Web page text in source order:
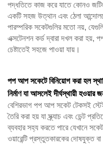
পদ্ধতিতে কাজ করে যাতে কোনও
একটি সহজ উত্থান এবং ঠেলা
পারম্পরিক সকেটগুলির মতো নয়,
এক্সটেনশন কর্ড দ্বারা দখল করা হয়,
চেষ্টাতেই সহজে পাওয়া যায়।
পপ আপ সকেটে বিনিয়োগ করা হল
নির্মাণ যা আসলেই দীর্ঘস্থায়ী হওয়ার
বেশিরভাগ পপ আপ সকেট টেকসই
তৈরি করা হয় যা স্ক্র্যাচ এবং ডেন্ট
ব্যবহার সহ্য করতে পারে যেখানে
ওয়ারেন্টি প্রস্তুতকারকের দোষযুক্ত